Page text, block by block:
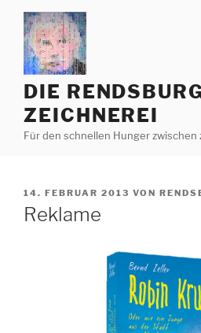
Zum
Inhalt
springen
DIE
ZEICHNEREI
Für den schnellen Hunger zwischen
VERÖFFENTLICHT
AM
14. FEBRUAR 2013 VON
Reklame